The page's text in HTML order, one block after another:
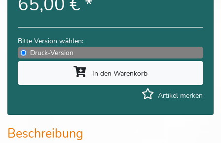
65,00 € *
Bitte Version wählen:
Druck-Version
In den Warenkorb
Artikel merken
Beschreibung